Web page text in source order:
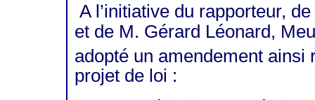
A l’initiative du rapporteur,
et de M. Gérard Léonard,
adopté un amendement ainsi
projet de loi :